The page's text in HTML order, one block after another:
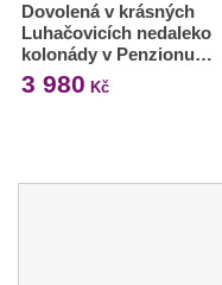
Dovolená v krásných
Luhačovicích nedaleko
kolonády v Penzionu…
3 980 Kč